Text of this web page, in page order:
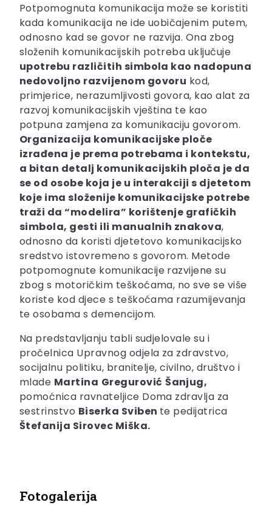
Potpomognuta komunikacija može se koristiti
kada komunikacija ne ide uobičajenim putem,
odnosno kad se govor ne razvija. Ona zbog
složenih komunikacijskih potreba uključuje
upotrebu različitih simbola kao nadopuna
nedovoljno razvijenom govoru kod,
primjerice, nerazumljivosti govora, kao alat za
razvoj komunikacijskih vještina te kao
potpuna zamjena za komunikaciju govorom.
Organizacija komunikacijske ploče
izrađena je prema potrebama i kontekstu,
a bitan detalj komunikacijskih ploča je da
se od osobe koja je u interakciji s djetetom
koje ima složenije komunikacijske potrebe
traži da “modelira” korištenje grafičkih
simbola, gesti ili manualnih znakova,
odnosno da koristi djetetovo komunikacijsko
sredstvo istovremeno s govorom. Metode
potpomognute komunikacije razvijene su
zbog s motoričkim teškoćama, no sve se više
koriste kod djece s teškoćama razumijevanja
te osobama s demencijom.
Na predstavljanju tabli sudjelovale su i
pročelnica Upravnog odjela za zdravstvo,
socijalnu politiku, branitelje, civilno, društvo i
mlade Martina Gregurović Šanjug,
pomoćnica ravnateljice Doma zdravlja za
sestrinstvo Biserka Sviben te pedijatrica
Štefanija Sirovec Miška.
Fotogalerija